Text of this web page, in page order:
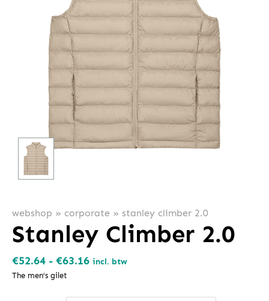
webshop » corporate » stanley climber 2.0
Stanley Climber 2.0
€52.64 - €63.16Prijsklasse:
tot
incl. btw
The men’s gilet